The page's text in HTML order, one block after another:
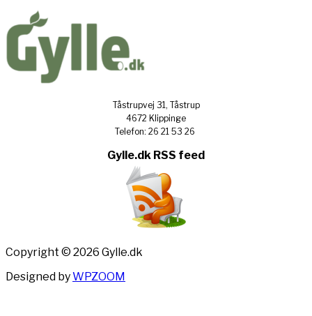
Tåstrupvej 31, Tåstrup
4672 Klippinge
Telefon: 26 21 53 26
Gylle.dk RSS feed
Copyright © 2026 Gylle.dk
Designed byWPZOOM